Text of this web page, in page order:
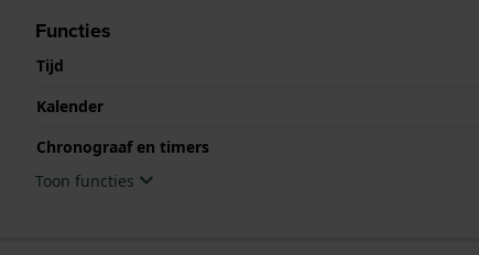
Functies
Tijd
Kalender
Chronograaf en timers
Toon functies